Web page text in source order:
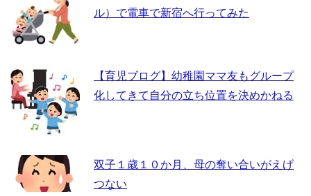
ル）で電車で新宿へ行ってみた
【育児ブログ】幼稚園ママ友もグループ
化してきて自分の立ち位置を決めかねる
双子１歳１０か月、母の奪い合いがえげ
つない